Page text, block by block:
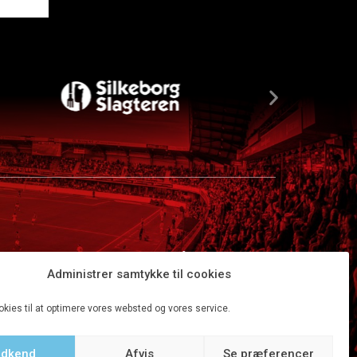
Administrer samtykke til cookies
til at optimere vores websted og vores service.
Afvis Se præferencer